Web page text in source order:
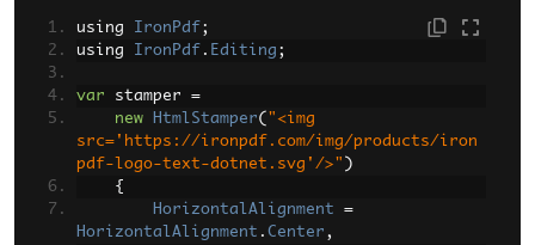
using IronPdf ;
using IronPdf . Editing ;
var stamper =
new
HtmlStamper( "<img
src='https://ironpdf.com/img/products/iron
pdf-logo-text-dotnet.svg'/>" )
{
HorizontalAlignment
=
HorizontalAlignment . Center ,